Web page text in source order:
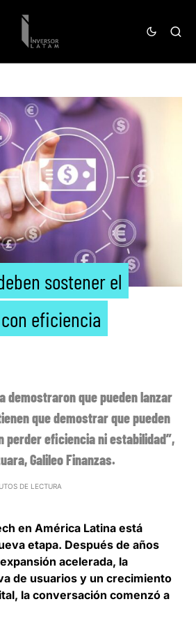
sostener el
eficiencia
demostraron que pueden lanzar
que demostrar que pueden
perder eficiencia ni estabilidad”,
Galileo Finanzas.
DE LECTURA
en América Latina está
etapa. Después de años
acelerada, la
de usuarios y un crecimiento
la conversación comenzó a